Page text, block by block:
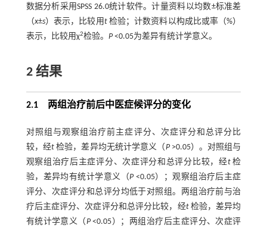
数据分析采用SPSS 26.0统计软件。计量资料以均数±标准差
（x±s）表示，比较用t检验；计数资料以构成比或率（%）
表示，比较用χ2检验。 P<0.05为差异有统计学意义。
2 结果
2.1 两组治疗前后中医症候评分的变化
对照组与观察组治疗前主症评分、次症评分和总评分比
较，经t检验，差异均无统计学意义（ P>0.05）。对照组与
观察组治疗后主症评分、次症评分和总评分比较，经t检
验，差异均有统计学意义（P<0.05）；观察组治疗后主症
评分、次症评分和总评分均低于对照组。两组治疗前与治
疗后主症评分、次症评分和总评分比较，经t检验，差异均
有统计学意义（ P<0.05）；两组治疗后主症评分、次症评